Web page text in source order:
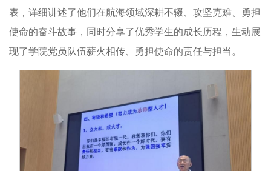
表，详细讲述了他们在航海领域深耕不辍、攻坚克难、勇担
使命的奋斗故事，同时分享了优秀学生的成长历程，生动展
现了学院党员队伍薪火相传、勇担使命的责任与担当。